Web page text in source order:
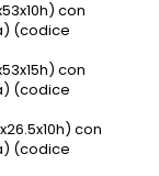
con
(codice
con
(codice
con
(codice